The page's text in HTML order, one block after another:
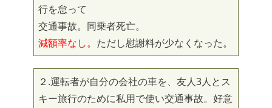
行を怠って
交通事故。同乗者死亡。
減額率なし。 ただし慰謝料が少なくなった。
２.運転者が自分の会社の車を、友人3人とス
キー旅行のために私用で使い交通事故。好意